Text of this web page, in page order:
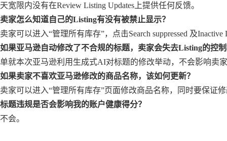
天宽限内没有在Review Listing Updates上提供任何反馈。
卖家怎么知道自己的Listing有没有被禁止显示？
卖家可以进入“管理所有库存”，点击Search suppressed 及
如果亚马逊自动修改了不合规的标题，卖家会失去Listing的控
单就本次亚马逊利用生成式AI对标题的修改举动，不会影响卖
如果卖家不喜欢亚马逊修改的商品名称，该如何更新？
卖家可以进入“管理所有库存”页面修改商品名称，同时要保证
标题违规是否会影响我的账户健康得分？
不会。